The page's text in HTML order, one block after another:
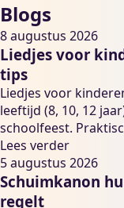
Blogs
8 augustus 2026
Liedjes voor
tips
Liedjes voor
leeftijd (8, 10, 12
schoolfeest.
Lees verder
5 augustus 2026
Schuimkanon
regelt